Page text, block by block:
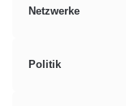
Netzwerke
Politik